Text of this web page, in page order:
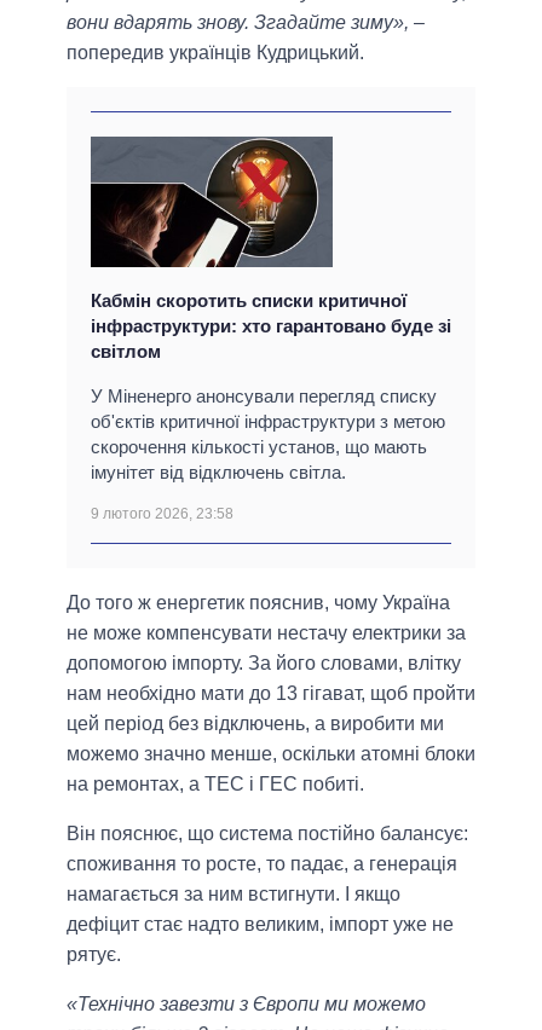
вони вдарять знову. Згадайте зиму», –
попередив українців Кудрицький.
Кабмін скоротить списки критичної
інфраструктури: хто гарантовано буде зі
світлом
У Міненерго анонсували перегляд списку
об'єктів критичної інфраструктури з метою
скорочення кількості установ, що мають
імунітет від відключень світла.
9 лютого 2026, 23:58
До того ж енергетик пояснив, чому Україна
не може компенсувати нестачу електрики за
допомогою імпорту. За його словами, влітку
нам необхідно мати до 13 гігават, щоб пройти
цей період без відключень, а виробити ми
можемо значно менше, оскільки атомні блоки
на ремонтах, а ТЕС і ГЕС побиті.
Він пояснює, що система постійно балансує:
споживання то росте, то падає, а генерація
намагається за ним встигнути. І якщо
дефіцит стає надто великим, імпорт уже не
рятує.
«Технічно завезти з Європи ми можемо